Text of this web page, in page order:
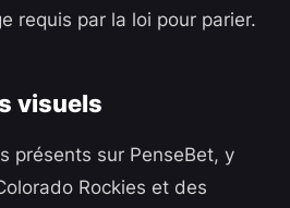
requis par la loi pour parier.
visuels
présents sur PenseBet, y
Rockies et des